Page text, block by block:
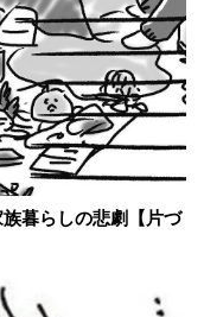
暮らしの悲劇【片づ